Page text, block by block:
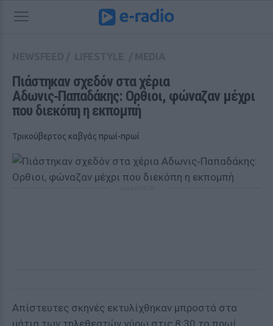
Πιάστηκαν σχεδόν στα χέρια
Αδωνις‑Παπαδάκης: Ορθιοι, φώναζαν μέχρι
που διεκόπη η εκπομπή
Τρικούβερτος καβγάς πρωί-πρωί
Απίστευτες σκηνές εκτυλίχθηκαν μπροστά στα
μάτια των τηλεθεατών γύρω στις 8:30 το πρωί,